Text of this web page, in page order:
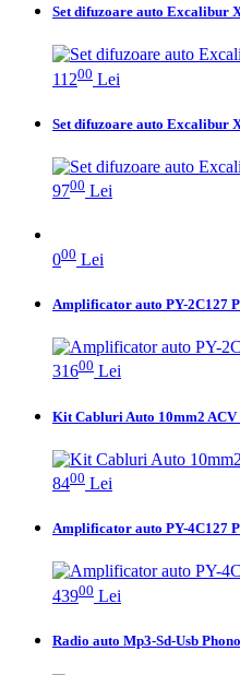
Set difuzoare auto Excalibur
11200 Lei
Set difuzoare auto Excalibur
9700 Lei
000 Lei
Amplificator auto PY-2C127
31600 Lei
Kit Cabluri Auto 10mm2
8400 Lei
Amplificator auto PY-4C127
43900 Lei
Radio auto Mp3-Sd-Usb